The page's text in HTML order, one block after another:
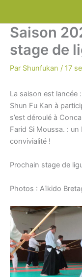
Saison
stage de
Par Shunfukan / 17
La saison est lancée
Shun Fu Kan à
s’est déroulé à
Farid Si Moussa. :
convivialité !
Prochain stage de
Photos : Aïkido